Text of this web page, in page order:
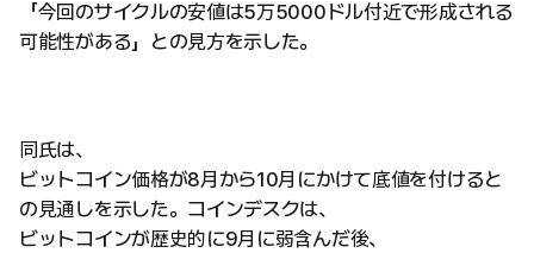
「今回のサイクルの安値は5万5000ドル付近で形成される
可能性がある」との見方を示した。
同氏は、
ビットコイン価格が8月から10月にかけて底値を付けると
の見通しを示した。コインデスクは、
ビットコインが歴史的に9月に弱含んだ後、